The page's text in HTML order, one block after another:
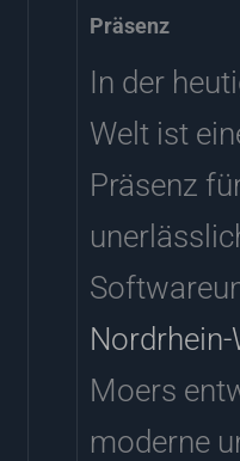
Präsenz
In der
Welt ist
Präsenz
Moers
moderne